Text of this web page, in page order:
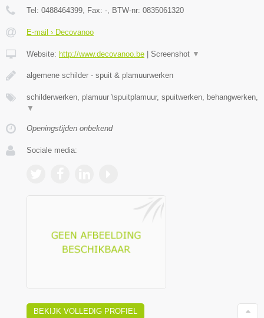
Tel: 0488464399, Fax: -, BTW-nr: 0835061320
E-mail › Decovanoo
Website: http://www.decovanoo.be Screenshot ▼
algemene schilder - spuit & plamuurwerken
schilderwerken, plamuur \spuitplamuur, spuitwerken, behangwerken,
▼
Openingstijden onbekend
Sociale media:
BEKIJK VOLLEDIG PROFIEL